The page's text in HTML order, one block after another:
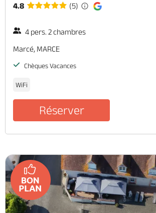
4.8 (5)
4 pers. 2 chambres
Marcé, MARCE
Chèques Vacances
WiFi
Réserver